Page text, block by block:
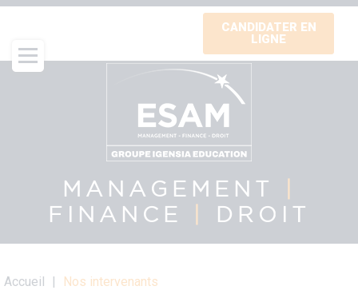
Aller
contenu
principal
CANDIDATER EN
LIGNE
MANAGEMENT
FINANCE
DROIT
Fil
Accueil Nos intervenants